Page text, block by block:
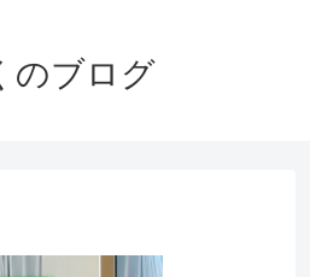
のブログ